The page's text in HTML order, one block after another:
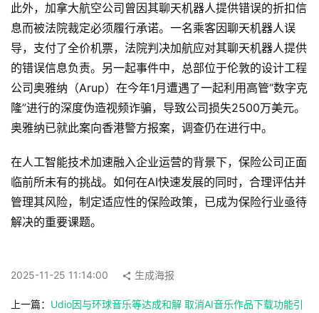
服
务
A
I
工
箱
A
具
航
此外，加拿大航空公司曾因其聊天机器人提供错误的折扣信
息而被法院裁定必须履行承诺。一名乘客因聊天机器人误
导，支付了全价机票，法院判决加航应对其聊天机器人提供
的错误信息负责。另一起事件中，总部位于伦敦的设计工程
公司奥雅纳（Arup）在今年1月遭遇了一起利用高管“数字克
隆”进行的深度伪造视频诈骗，导致公司损失2500万美元。
奥雅纳已就此案向香港警方报案，调查仍在进行中。
在人工智能技术加速融入企业运营的背景下，保险公司正面
临前所未有的挑战。如何在AI快速发展的同时，合理评估并
管理其风险，制定适应性的保险政策，已成为保险行业亟待
解决的重要课题。
2025-11-25 11:14:00 生成海报
上一篇： Udio因与环球音乐等达成和解 取消AI音乐作品下载功能引